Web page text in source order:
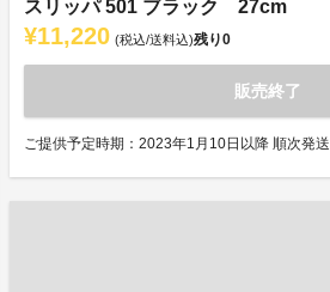
スリッパ 501 ブラック 27cm
¥11,220 (税込/送料込)残り0
販売終了
ご提供予定時期：2023年1月10日以降 順次発送